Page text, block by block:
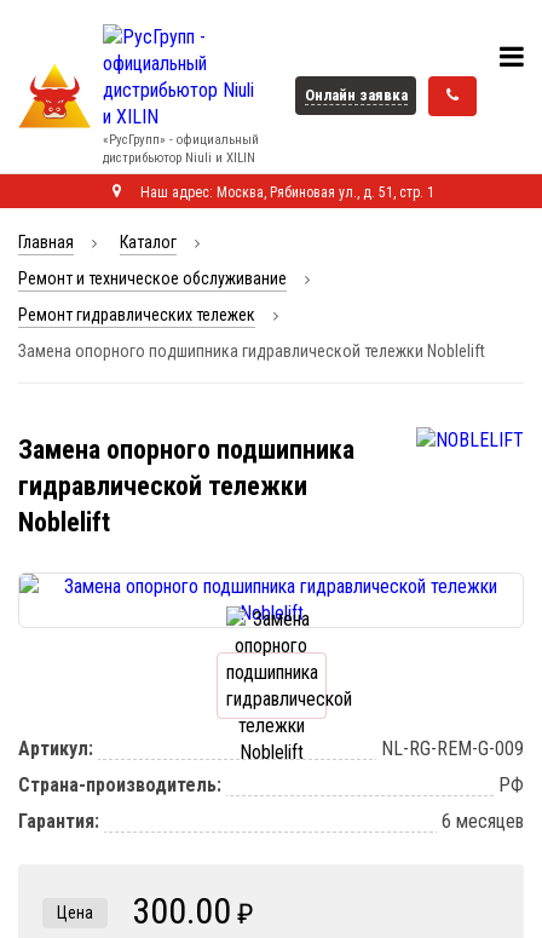
«РусГрупп» - официальный
диcтрибьютор Niuli и XILIN
Онлайн заявка
Наш адрес: Москва, Рябиновая ул., д. 51, стр. 1
Главная
Каталог
Ремонт и техническое обслуживание
Ремонт гидравлических тележек
Замена опорного подшипника гидравлической тележки Noblelift
Замена опорного подшипника
гидравлической тележки
Noblelift
Артикул:
NL-RG-REM-G-009
Страна-производитель:
РФ
Гарантия:
6 месяцев
Цена 300.00 ₽